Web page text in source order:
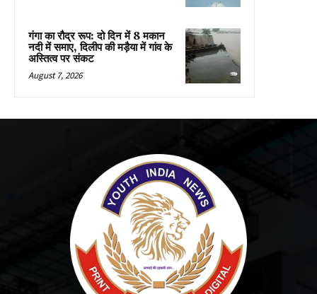
गंगा का रौद्र रूप: दो दिन में 8 मकान
नदी में समाए, दिलीप की मड़ैया में गांव के
अस्तित्व पर संकट
August 7, 2026